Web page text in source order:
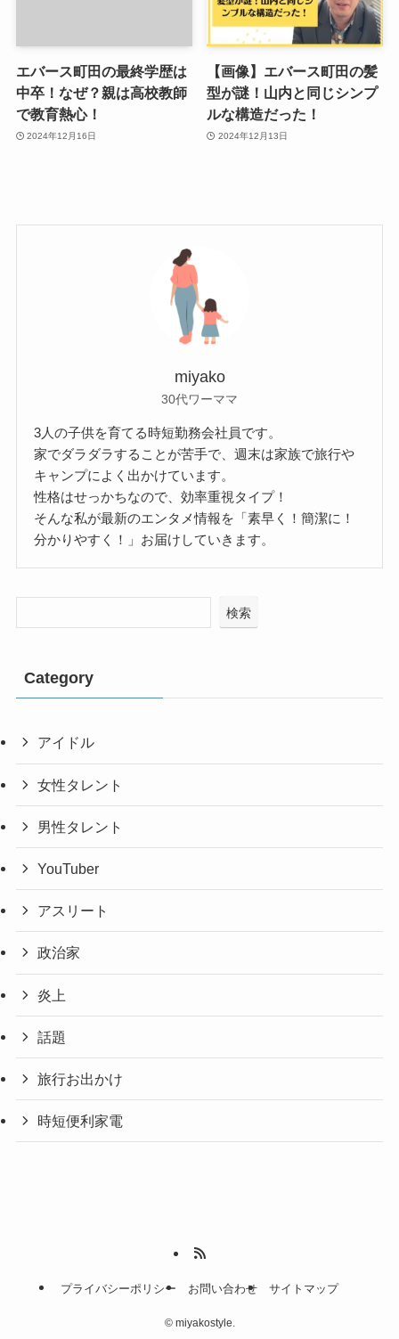
エバース町田の最終学歴は
中卒！なぜ？親は高校教師
で教育熱心！
2024年12月16日
【画像】エバース町田の髪
型が謎！山内と同じシンプ
ルな構造だった！
2024年12月13日
miyako
30代ワーママ
3人の子供を育てる時短勤務会社員です。
家でダラダラすることが苦手で、週末は家族で旅行や
キャンプによく出かけています。
性格はせっかちなので、効率重視タイプ！
そんな私が最新のエンタメ情報を「素早く！簡潔に！
分かりやすく！」お届けしていきます。
検索
Category
アイドル
女性タレント
男性タレント
YouTuber
アスリート
政治家
炎上
話題
旅行お出かけ
時短便利家電
プライバシーポリシー お問い合わせ サイトマップ
©miyakostyle.